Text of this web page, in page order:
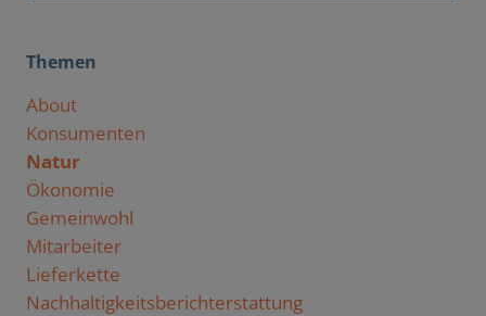
Themen
About
Konsumenten
Natur
Ökonomie
Gemeinwohl
Mitarbeiter
Lieferkette
Nachhaltigkeitsberichterstattung